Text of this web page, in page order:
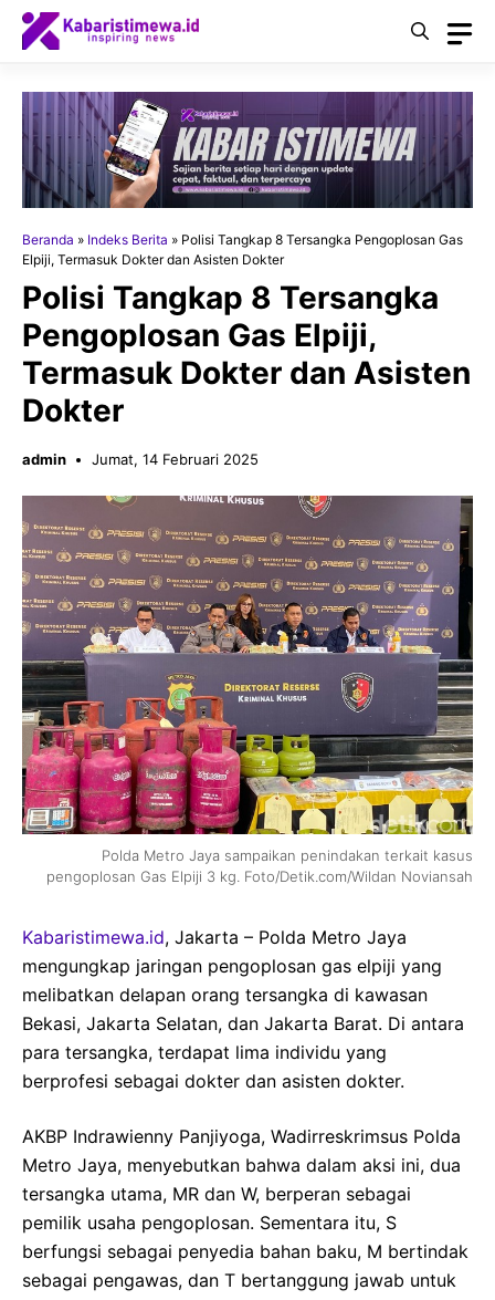
Langsung
Beranda » Indeks Berita » Polisi Tangkap 8 Tersangka Pengoplosan Gas
Elpiji, Termasuk Dokter dan Asisten Dokter
Polisi Tangkap 8 Tersangka
Pengoplosan Gas Elpiji,
Termasuk Dokter dan Asisten
Dokter
admin Jumat, 14 Februari 2025
Polda Metro Jaya sampaikan penindakan terkait kasus
pengoplosan Gas Elpiji 3 kg. Foto/Detik.com/Wildan Noviansah
Kabaristimewa.id, Jakarta – Polda Metro Jaya
mengungkap jaringan pengoplosan gas elpiji yang
melibatkan delapan orang tersangka di kawasan
Bekasi, Jakarta Selatan, dan Jakarta Barat. Di antara
para tersangka, terdapat lima individu yang
berprofesi sebagai dokter dan asisten dokter.
AKBP Indrawienny Panjiyoga, Wadirreskrimsus Polda
Metro Jaya, menyebutkan bahwa dalam aksi ini, dua
tersangka utama, MR dan W, berperan sebagai
pemilik usaha pengoplosan. Sementara itu, S
berfungsi sebagai penyedia bahan baku, M bertindak
sebagai pengawas, dan T bertanggung jawab untuk